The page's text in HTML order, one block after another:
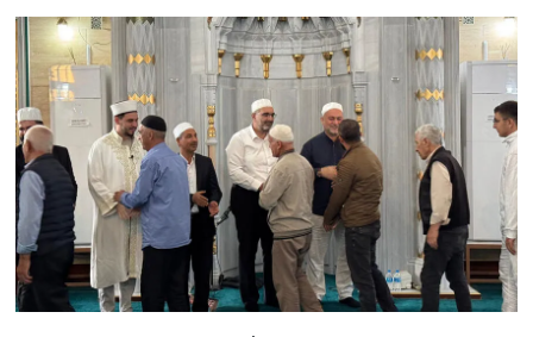
Gümüşhane Müftülüğü
Hakkari Müftülüğü
Hatay Müftülüğü
Iğdır Müftülüğü
Isparta Müftülüğü